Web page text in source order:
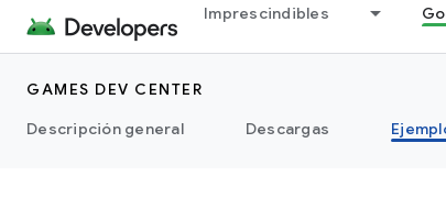
Imprescindibles
GAMES DEV CENTER
Descripción general
Descargas